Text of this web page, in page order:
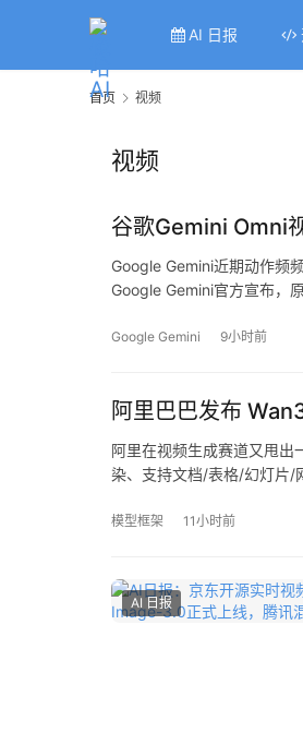
AI 日报
首页 视频
视频
谷歌Gemini Omni
Google Gemini近期动作频
Google Gemini官方宣布，
Google Gemini 9小时前
阿里巴巴发布
阿里在视频生成赛道又甩出
染、支持文档/表格/幻灯片/
模型框架 11小时前
AI 日报